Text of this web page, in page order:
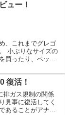
ュー！
、これまでグレゴ
小ぶりなサイズの
買ったり、ペット
復活！
排ガス規制の関係
見事に復活してく
あることがアナウ